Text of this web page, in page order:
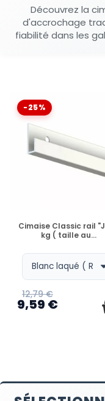
Découvrez la
d'accrochage
fiabilité dans les
-25%
EN STOCK
Cimaise Classic rail
kg ( taille au...
12,79 €
9,59 €